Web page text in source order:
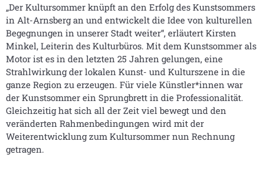
„Der Kultursommer knüpft an den Erfolg des Kunstsommers
in Alt-Arnsberg an und entwickelt die Idee von kulturellen
Begegnungen in unserer Stadt weiter“, erläutert Kirsten
Minkel, Leiterin des Kulturbüros. Mit dem Kunstsommer als
Motor ist es in den letzten 25 Jahren gelungen, eine
Strahlwirkung der lokalen Kunst- und Kulturszene in die
ganze Region zu erzeugen. Für viele Künstler*innen war
der Kunstsommer ein Sprungbrett in die Professionalität.
Gleichzeitig hat sich all der Zeit viel bewegt und den
veränderten Rahmenbedingungen wird mit der
Weiterentwicklung zum Kultursommer nun Rechnung
getragen.